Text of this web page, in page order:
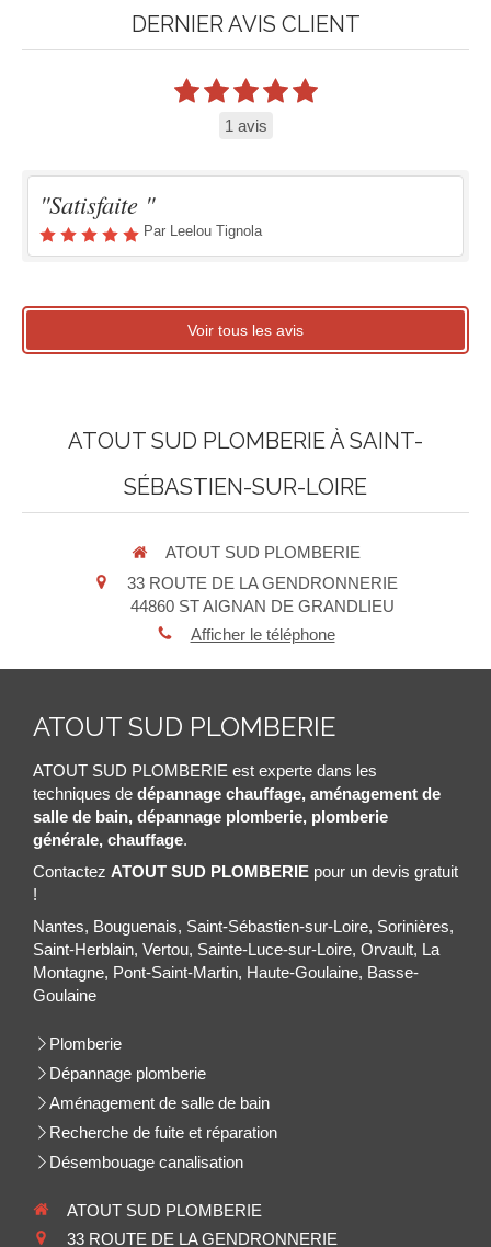
DERNIER AVIS CLIENT
1 avis
"Satisfaite "
Par Leelou Tignola
Voir tous les avis
ATOUT SUD PLOMBERIE À SAINT-
SÉBASTIEN-SUR-LOIRE
ATOUT SUD PLOMBERIE
33 ROUTE DE LA GENDRONNERIE
44860 ST AIGNAN DE GRANDLIEU
Afficher le téléphone
ATOUT SUD PLOMBERIE
ATOUT SUD PLOMBERIE est experte dans les
techniques de dépannage chauffage, aménagement de
salle de bain, dépannage plomberie, plomberie
générale, chauffage.
Contactez ATOUT SUD PLOMBERIE pour un devis gratuit
!
Nantes, Bouguenais, Saint-Sébastien-sur-Loire, Sorinières,
Saint-Herblain, Vertou, Sainte-Luce-sur-Loire, Orvault, La
Montagne, Pont-Saint-Martin, Haute-Goulaine, Basse-
Goulaine
Plomberie
Dépannage plomberie
Aménagement de salle de bain
Recherche de fuite et réparation
Désembouage canalisation
ATOUT SUD PLOMBERIE
33 ROUTE DE LA GENDRONNERIE